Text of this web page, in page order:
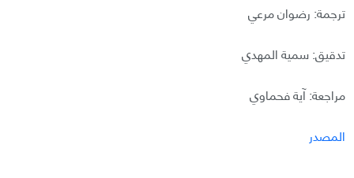
ترجمة: رضوان مرعي
تدقيق: سمية المهدي
مراجعة: آية فحماوي
المصدر